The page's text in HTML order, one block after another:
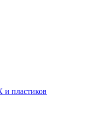
пластиков